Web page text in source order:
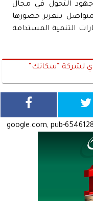
التحول في مجال
بتعزيز حضورها
التنمية المستدامة
لشركة ”سكاتك”
google.com, pub-